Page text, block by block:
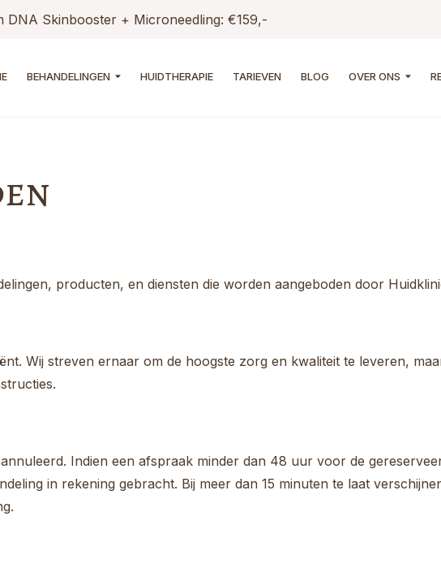
BEHANDELINGEN HUIDTHERAPIE TARIEVEN BLOG OVER ONS
producten, en diensten die worden aangeboden door
Wij streven ernaar om de hoogste zorg en kwaliteit te leveren,
Indien een afspraak minder dan 48 uur voor de
in rekening gebracht. Bij meer dan 15 minuten te laat